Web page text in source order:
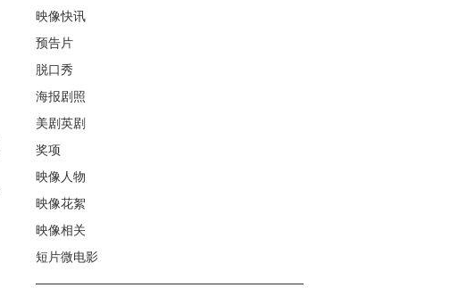
映像快讯
预告片
脱口秀
海报剧照
美剧英剧
奖项
映像人物
映像花絮
映像相关
短片微电影